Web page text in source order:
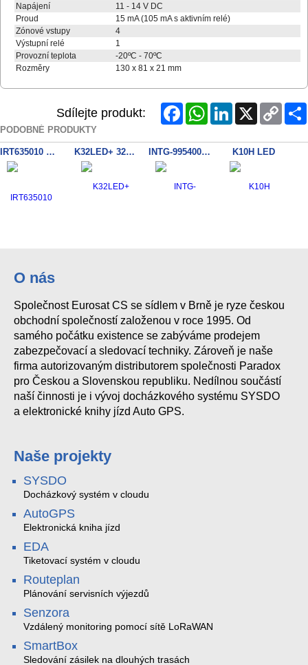
Napájení
11 - 14 V DC
Proud
15 mA (105 mA s aktivním relé)
Zónové vstupy
4
Výstupní relé
1
Provozní teplota
-20ºC - 70ºC
Rozměry
130 x 81 x 21 mm
Sdílejte produkt: FacebookWhatsAppLinkedInX
Copy
Link
PODOBNÉ PRODUKTY
IRT635010 Waterproof keypad K32LED+ 32-Zon LED klavesnice INTG-995400 EliteX Terminal K10H LED
O nás
Společnost Eurosat CS se sídlem v Brně je ryze českou
obchodní společností založenou v roce 1995. Od
samého počátku existence se zabýváme prodejem
zabezpečovací a sledovací techniky. Zároveň je naše
firma autorizovaným distributorem společnosti Paradox
pro Českou a Slovenskou republiku. Nedílnou součástí
naší činnosti je i vývoj docházkového systému SYSDO
a elektronické knihy jízd Auto GPS.
Naše projekty
SYSDO
Docházkový systém v cloudu
AutoGPS
Elektronická kniha jízd
EDA
Tiketovací systém v cloudu
Routeplan
Plánování servisních výjezdů
Senzora
Vzdálený monitoring pomocí sítě LoRaWAN
SmartBox
Sledování zásilek na dlouhých trasách